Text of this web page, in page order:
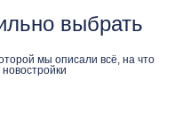
выбрать
мы описали всё, на что